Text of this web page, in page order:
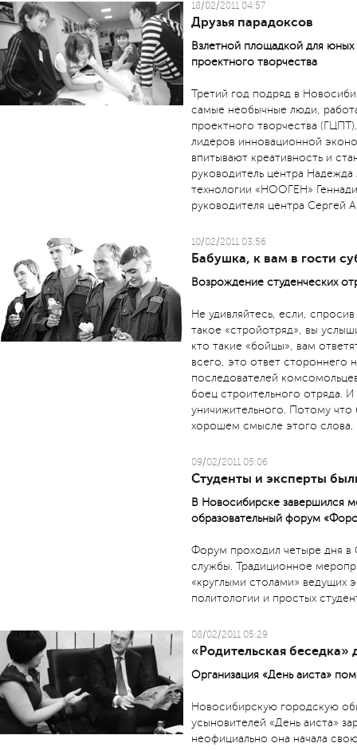
18/02/2011 04:57
Друзья парадоксов
Взлетной площадкой для
проектного творчества
Третий год подряд в
самые необычные люди,
проектного творчества
лидеров инновационной
впитывают креативность и
руководитель центра
технологии «НООГЕН»
руководителя центра
10/02/2011 03:56
Бабушка, к вам в гости
Возрождение студенческих
Не удивляйтесь, если,
такое «стройотряд», вы
кто такие «бойцы», вам
всего, это ответ стороннего
последователей
боец строительного отряда.
уничижительного. Потому
хорошем смысле этого слова.
09/02/2011 05:06
Студенты и эксперты
В Новосибирске завершился
образовательный форум
Форум проходил четыре дня в
службы. Традиционное
«круглыми столами» ведущих
политологии и простых
08/02/2011 05:29
«Родительская беседка»
Организация «День аиста»
Новосибирскую городскую
усыновителей «День аиста»
неофициально она начала